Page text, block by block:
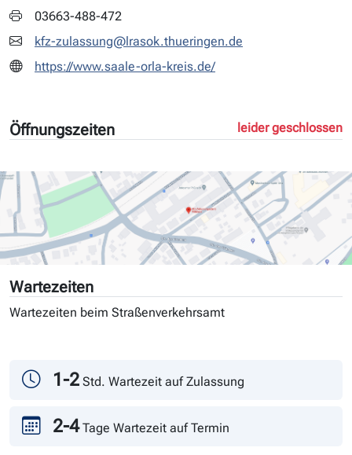
03663-488-472
kfz-zulassung@lrasok.thueringen.de
https://www.saale-orla-kreis.de/
Öffnungszeiten leider geschlossen
Wartezeiten
Wartezeiten beim Straßenverkehrsamt
Andrang
1-2 Std. Wartezeit auf Zulassung
2-4 Tage Wartezeit auf Termin